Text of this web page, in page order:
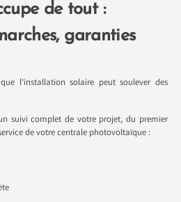
de tout :
garanties
l’installation solaire peut soulever des
suivi complet de votre projet, du premier
de votre centrale photovoltaïque :